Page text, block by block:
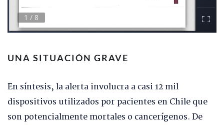
UNA SITUACIÓN GRAVE
En síntesis, la alerta involucra a casi 12 mil
dispositivos utilizados por pacientes en Chile que
son potencialmente mortales o cancerígenos. De